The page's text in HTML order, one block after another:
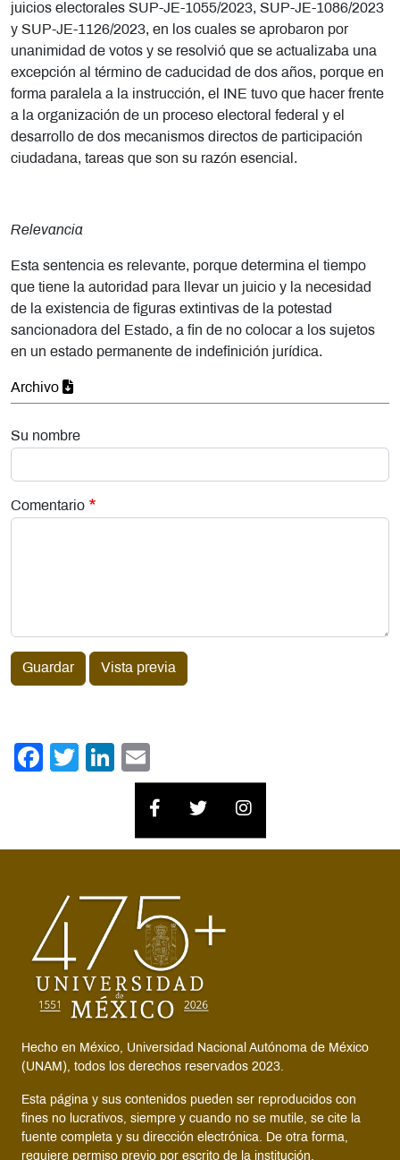
juicios electorales SUP-JE-1055/2023, SUP-JE-1086/2023
y SUP-JE-1126/2023, en los cuales se aprobaron por
unanimidad de votos y se resolvió que se actualizaba una
excepción al término de caducidad de dos años, porque en
forma paralela a la instrucción, el INE tuvo que hacer frente
a la organización de un proceso electoral federal y el
desarrollo de dos mecanismos directos de participación
ciudadana, tareas que son su razón esencial.
Relevancia
Esta sentencia es relevante, porque determina el tiempo
que tiene la autoridad para llevar un juicio y la necesidad
de la existencia de figuras extintivas de la potestad
sancionadora del Estado, a fin de no colocar a los sujetos
en un estado permanente de indefinición jurídica.
Archivo
Su nombre
Comentario
Guardar Vista previa
Facebook
TwitterLinkedIn
Hecho en México, Universidad Nacional Autónoma de México
(UNAM), todos los derechos reservados 2023.
Esta página y sus contenidos pueden ser reproducidos con
fines no lucrativos, siempre y cuando no se mutile, se cite la
fuente completa y su dirección electrónica. De otra forma,
requiere permiso previo por escrito de la institución.